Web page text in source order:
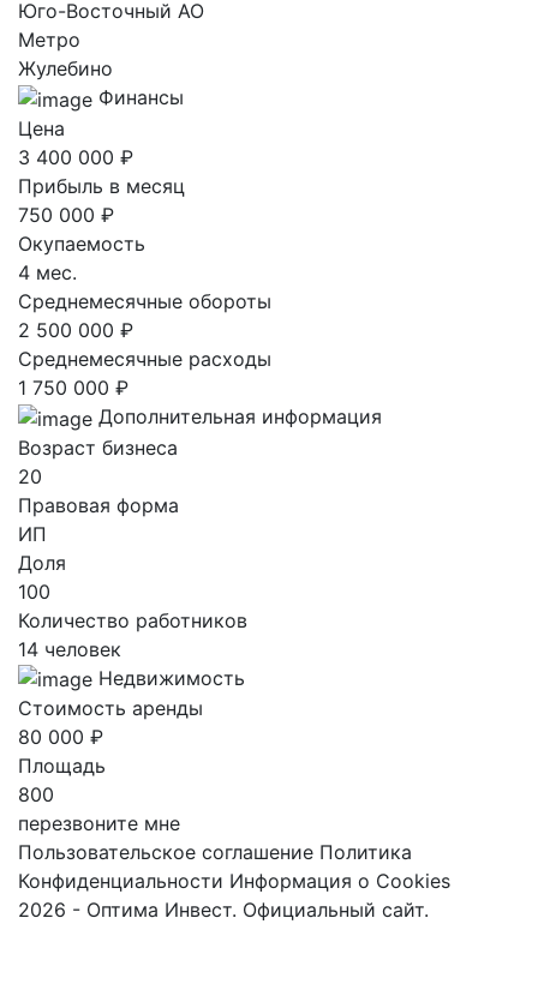
Юго-Восточный AO
Метро
Жулебино
Финансы
Цена
3 400 000 ₽
Прибыль в месяц
750 000 ₽
Окупаемость
4 мес.
Среднемесячные обороты
2 500 000 ₽
Среднемесячные расходы
1 750 000 ₽
Дополнительная информация
Возраст бизнеса
20
Правовая форма
ИП
Доля
100
Количество работников
14 человек
Недвижимость
Стоимость аренды
80 000 ₽
Площадь
800
перезвоните мне
Пользовательское соглашение Политика
Конфиденциальности Информация о Cookies
2026 - Оптима Инвест. Официальный сайт.